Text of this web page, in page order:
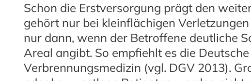
Schon die Erstversorgung prägt den
gehört nur bei kleinflächigen
nur dann, wenn der Betroffene deutliche
Areal angibt. So empfiehlt es die
Verbrennungsmedizin (vgl. DGV 2013).